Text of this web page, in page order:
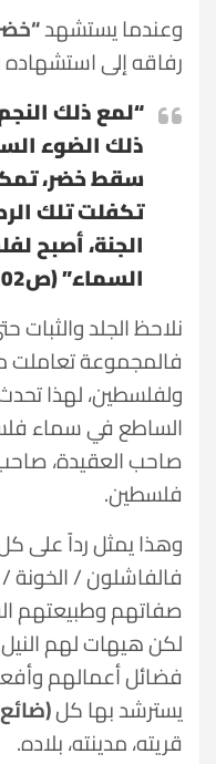
وعندما يستشهد
رفاقه إلى
“لمع ذلك
ذلك الضوء
سقط خضر،
تكفلت تلك
الجنة، أصبح
السماء” (ص202).
نلاحظ الجلد والثبات
فالمجموعة تعاملت
ولفلسطين، لهذا
الساطع في سماء
صاحب العقيدة،
فلسطين.
وهذا يمثل رداً على
فالفاشلون / الخونة
صفاتهم وطبيعتهم
لكن هيهات لهم
فضائل أعمالهم
يسترشد بها كل
قريته، مدينته، بلاده.